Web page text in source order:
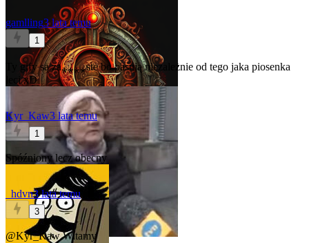
gamlling3 lata temu
1
Ty gify są za⁎⁎⁎⁎ste bo pasują niezależnie od tego jaka piosenka
leci xD
Kyr_Kaw3 lata temu
1
Spóźniony lecz obecny
_hdvn3 lata temu
3
@Kyr_KawWitamy